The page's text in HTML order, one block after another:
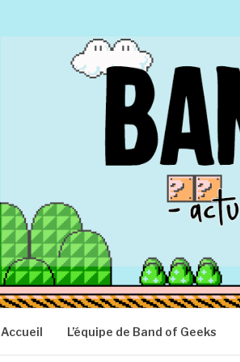
BAND OF
Actu Geek d'hier et d'aujourd'hui
Accueil L’équipe de Band of Geeks